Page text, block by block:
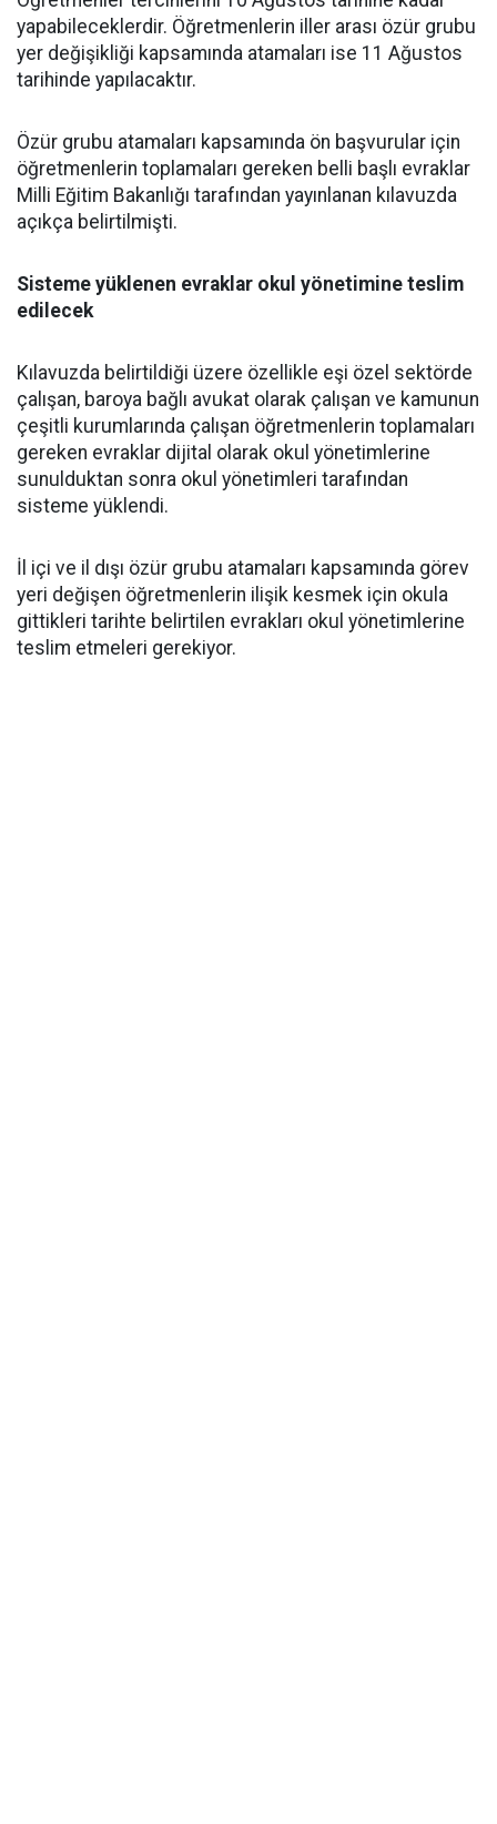
yapabileceklerdir. Öğretmenlerin iller arası özür grubu
yer değişikliği kapsamında atamaları ise 11 Ağustos
tarihinde yapılacaktır.
Özür grubu atamaları kapsamında ön başvurular için
öğretmenlerin toplamaları gereken belli başlı evraklar
Milli Eğitim Bakanlığı tarafından yayınlanan kılavuzda
açıkça belirtilmişti.
Sisteme yüklenen evraklar okul yönetimine teslim
edilecek
Kılavuzda belirtildiği üzere özellikle eşi özel sektörde
çalışan, baroya bağlı avukat olarak çalışan ve kamunun
çeşitli kurumlarında çalışan öğretmenlerin toplamaları
gereken evraklar dijital olarak okul yönetimlerine
sunulduktan sonra okul yönetimleri tarafından
sisteme yüklendi.
İl içi ve il dışı özür grubu atamaları kapsamında görev
yeri değişen öğretmenlerin ilişik kesmek için okula
gittikleri tarihte belirtilen evrakları okul yönetimlerine
teslim etmeleri gerekiyor.